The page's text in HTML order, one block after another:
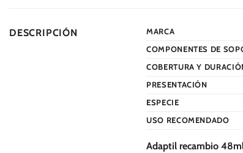
DESCRIPCIÓN MARCA
COMPONENTES DE
COBERTURA Y
PRESENTACIÓN
ESPECIE
USO RECOMENDADO
Adaptil recambio